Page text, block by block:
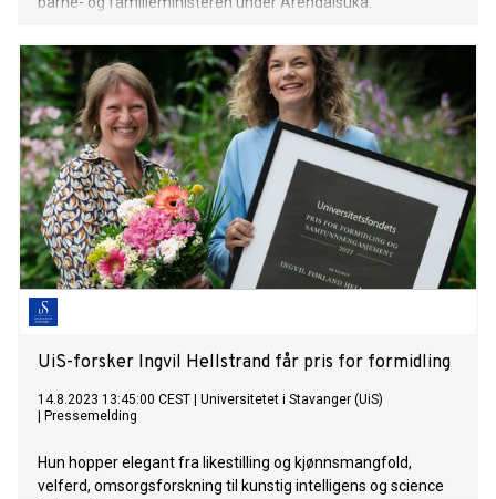
UiS-forsker Ingvil Hellstrand får pris for formidling
14.8.2023 13:45:00 CEST
Universitetet i Stavanger (UiS)
Pressemelding
Hun hopper elegant fra likestilling og kjønnsmangfold,
velferd, omsorgsforskning til kunstig intelligens og science